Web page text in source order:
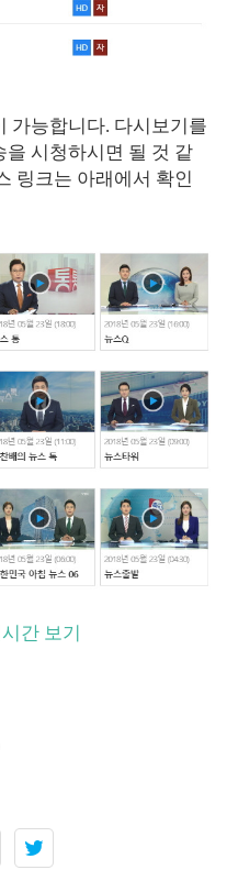
가능합니다. 다시보기를
시청하시면 될 것 같
링크는 아래에서 확인
간 보기